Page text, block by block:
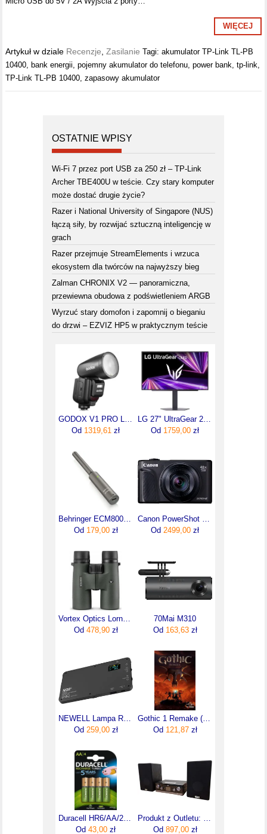
WIĘCEJ
Artykuł w dziale Recenzje,Zasilanie Tagi:akumulator TP-Link TL-PB
10400, bank energii,pojemny akumulator do telefonu,power bank,tp-link,
TP-Link TL-PB 10400,zapasowy akumulator
OSTATNIE WPISY
Wi-Fi 7 przez port USB za 250 zł – TP-Link
Archer TBE400U w teście. Czy stary komputer
może dostać drugie życie?
Razer i National University of Singapore (NUS)
łączą siły, by rozwijać sztuczną inteligencję w
grach
Razer przejmuje StreamElements i wrzuca
ekosystem dla twórców na najwyższy bieg
Zalman CHRONIX V2 — panoramiczna,
przewiewna obudowa z podświetleniem ARGB
Wyrzuć stary domofon i zapomnij o bieganiu
do drzwi – EZVIZ HP5 w praktycznym teście
GODOX V1 PRO Lampa reporterska błyskowa do SONY
Od 1319,61 zł
LG 27" UltraGear 27GX704A-B (27GX704ABAEU)
Od 1759,00 zł
Behringer ECM8000-U 38658
Od 179,00zł
Canon PowerShot SX740 HS Lite Edition Czarny
Od 2499,00 zł
Vortex Optics Lornetka Triumph HD 10x42 TRI1042
Od 478,90zł
70Mai M310
Od 163,63zł
NEWELL Lampa RGB-W Rangha NL2399
Od 259,00zł
Gothic 1 Remake (Digital)
Od 121,87zł
Duracell HR6/AA/2400 mAh (B4)
Od 43,00 zł
Produkt z Outletu: Grundig Radio Internetowe Wieża Hifi Cms5000 Bt Dab+ Usb Cdmp3 Wifi
Od 897,00zł